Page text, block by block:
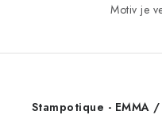
Motiv je
Stampotique - EMMA